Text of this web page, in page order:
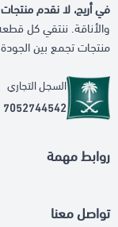
في أريج، لا نقدم
والأناقة. ننتقي كل
منتجات تجمع بين الجودة
السجل التجاري
7052744542
روابط مهمة
تواصل معنا